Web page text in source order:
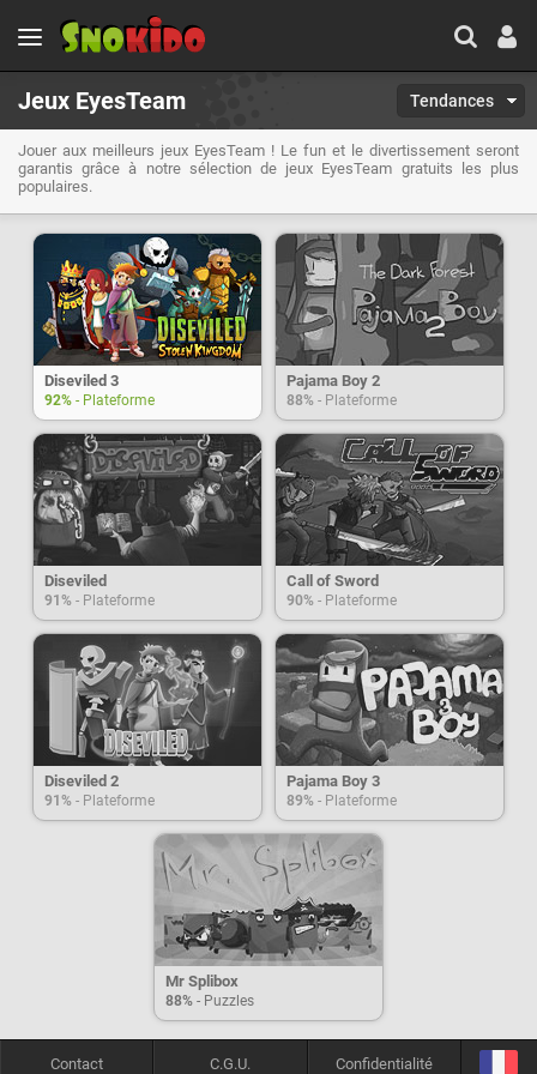
Jeux EyesTeam Tendances
Jouer aux meilleurs jeux EyesTeam ! Le fun et le divertissement seront
garantis grâce à notre sélection de jeux EyesTeam gratuits les plus
populaires.
Diseviled 3
92% - Plateforme
Pajama Boy 2
88% - Plateforme
Diseviled
91% - Plateforme
Call of Sword
90% - Plateforme
Diseviled 2
91% - Plateforme
Pajama Boy 3
89% - Plateforme
Mr Splibox
88% - Puzzles
Contact C.G.U. Confidentialité